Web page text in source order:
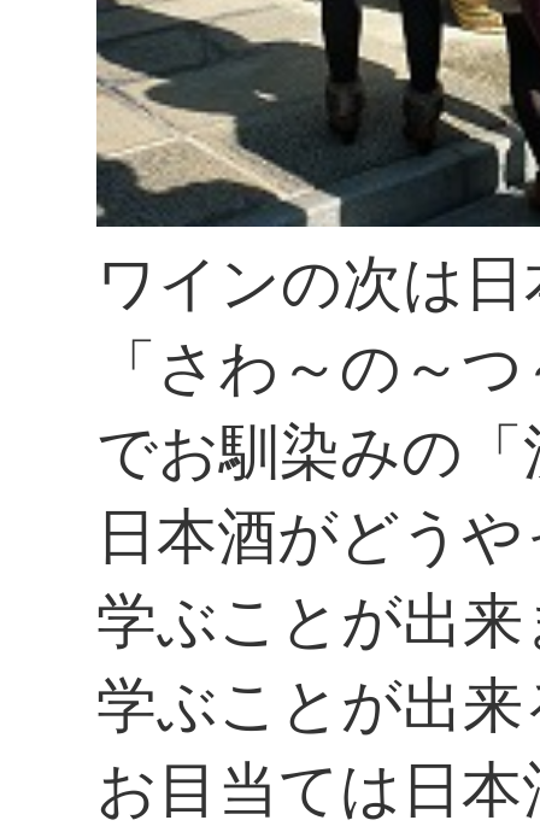
ワインの次は
「さわ～の～
でお馴染みの
日本酒がどう
学ぶことが出
学ぶことが出
お目当ては日